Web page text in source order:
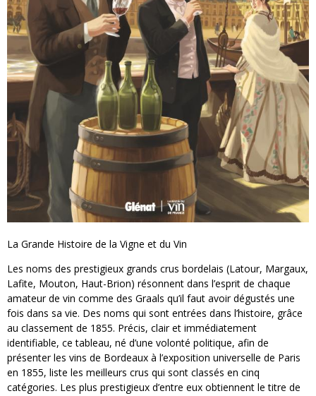
La Grande Histoire de la Vigne et du Vin
Les noms des prestigieux grands crus bordelais (Latour, Margaux,
Lafite, Mouton, Haut-Brion) résonnent dans l’esprit de chaque
amateur de vin comme des Graals qu’il faut avoir dégustés une
fois dans sa vie. Des noms qui sont entrées dans l’histoire, grâce
au classement de 1855. Précis, clair et immédiatement
identifiable, ce tableau, né d’une volonté politique, afin de
présenter les vins de Bordeaux à l’exposition universelle de Paris
en 1855, liste les meilleurs crus qui sont classés en cinq
catégories. Les plus prestigieux d’entre eux obtiennent le titre de